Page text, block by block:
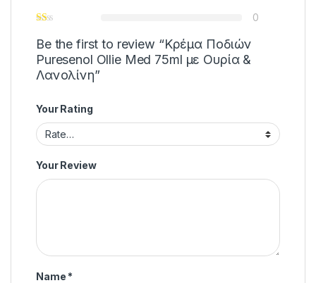
0
Be the first to review “Κρέμα Ποδιών
Puresenol Ollie Med 75ml με Ουρία &
Λανολίνη”
Your Rating
Your Review
Name *